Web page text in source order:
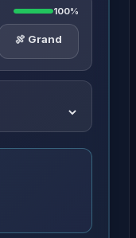
100%
🍖 Grand